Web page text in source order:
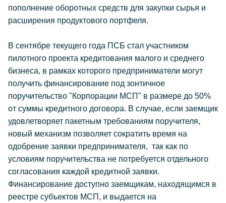
пополнение оборотных средств для закупки сырья и
расширения продуктового портфеля.
В сентябре текущего года ПСБ стал участником
пилотного проекта кредитования малого и среднего
бизнеса, в рамках которого предприниматели могут
получить финансирование под зонтичное
поручительство "Корпорации МСП" в размере до 50%
от суммы кредитного договора. В случае, если заемщик
удовлетворяет пакетным требованиям поручителя,
новый механизм позволяет сократить время на
одобрение заявки предпринимателя, так как по
условиям поручительства не потребуется отдельного
согласования каждой кредитной заявки.
Финансирование доступно заемщикам, находящимся в
реестре субъектов МСП, и выдается на